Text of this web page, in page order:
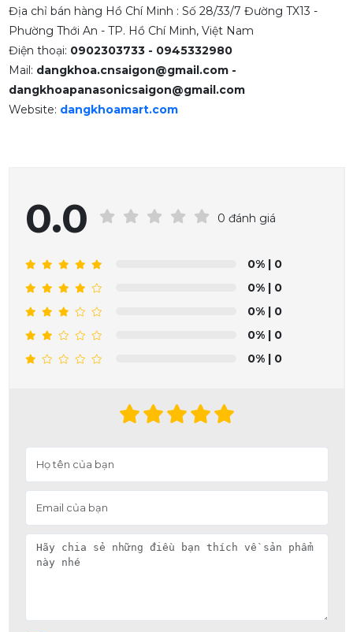
Địa chỉ bán hàng Hồ Chí Minh : Số 28/33/7 Đường TX13 -
Phường Thới An - TP. Hồ Chí Minh, Việt Nam
Điện thoại: 0902303733 - 0945332980
Mail: dangkhoa.cnsaigon@gmail.com -
dangkhoapanasonicsaigon@gmail.com
Website: dangkhoamart.com
0.0 0 đánh giá
0% | 0
0% | 0
0% | 0
0% | 0
0% | 0